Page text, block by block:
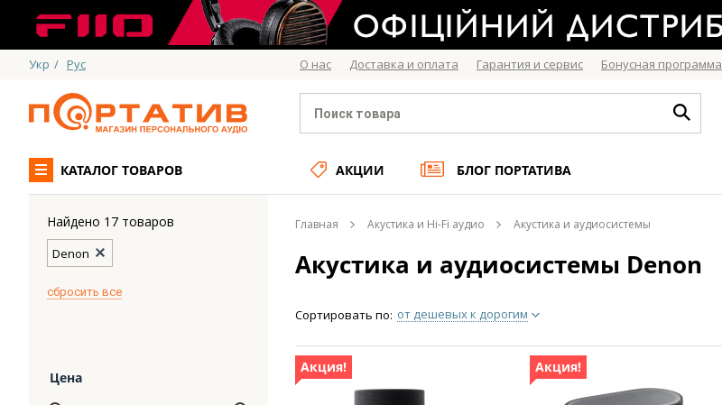
Укр / Рус О нас Доставка и оплата Гарантия и сервис Бонусная программа
КАТАЛОГ ТОВАРОВ АКЦИИ БЛОГ ПОРТАТИВА
Цена
Найдено 17 товаров
Denon
cбросить все
Главная Акустика и Hi-Fi аудио Акустика и аудиосистемы
Акустика и аудиосистемы Denon
Сортировать по: от дешевых к дорогим
Акция! Акция!